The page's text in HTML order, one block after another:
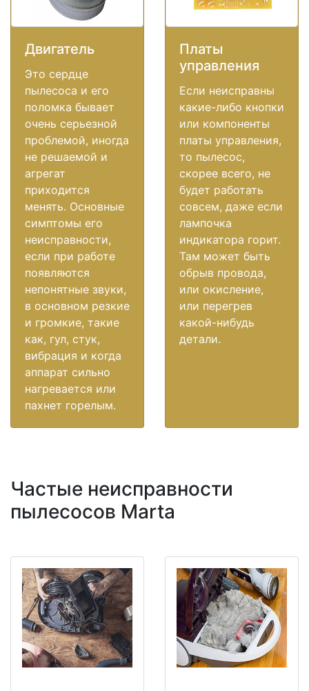
Двигатель
Это сердце
пылесоса и его
поломка бывает
очень серьезной
проблемой, иногда
не решаемой и
агрегат
приходится
менять. Основные
симптомы его
неисправности,
если при работе
появляются
непонятные звуки,
в основном резкие
и громкие, такие
как, гул, стук,
вибрация и когда
аппарат сильно
нагревается или
пахнет горелым.
Платы
управления
Если неисправны
какие-либо кнопки
или компоненты
платы управления,
то пылесос,
скорее всего, не
будет работать
совсем, даже если
лампочка
индикатора горит.
Там может быть
обрыв провода,
или окисление,
или перегрев
какой-нибудь
детали.
Частые неисправности
пылесосов Marta